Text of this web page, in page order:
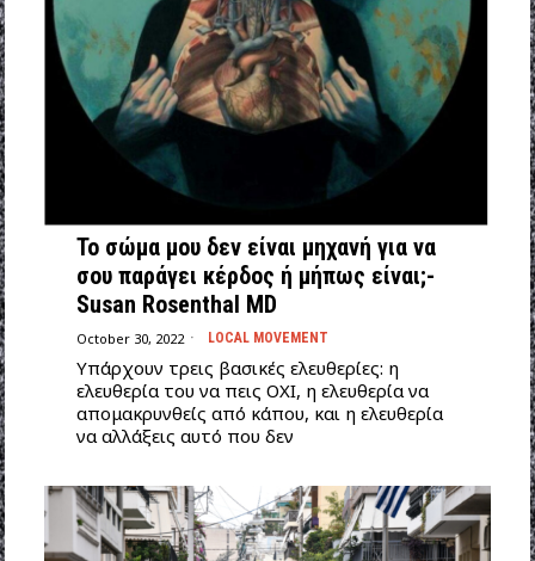
Το σώμα μου δεν είναι μηχανή για να
σου παράγει κέρδος ή μήπως είναι;-
Susan Rosenthal MD
October 30, 2022 LOCAL MOVEMENT
Υπάρχουν τρεις βασικές ελευθερίες: η
ελευθερία του να πεις ΟΧΙ, η ελευθερία να
απομακρυνθείς από κάπου, και η ελευθερία
να αλλάξεις αυτό που δεν